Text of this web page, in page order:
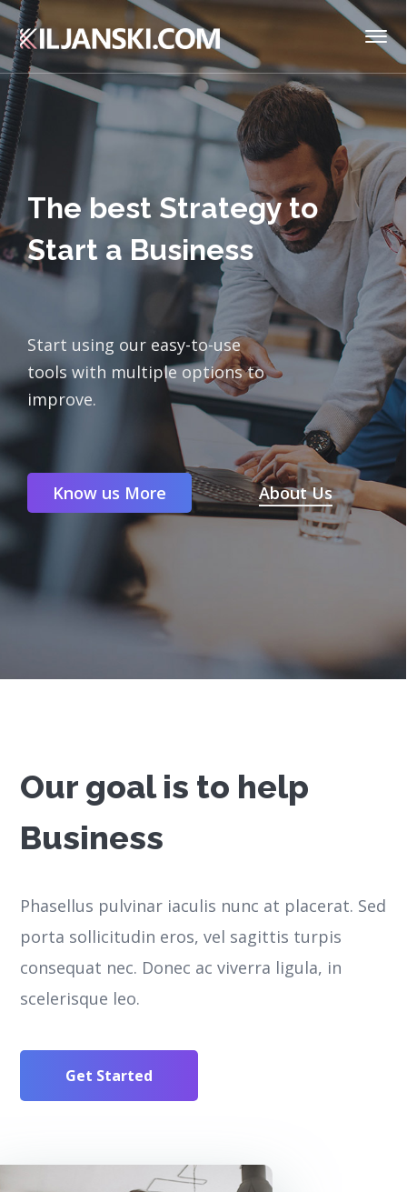
The best Strategy to
Start a Business
Start using our easy-to-use
tools with multiple options to
improve.
Know us More About Us
Our goal is to help
Business
Phasellus pulvinar iaculis nunc at placerat. Sed
porta sollicitudin eros, vel sagittis turpis
consequat nec. Donec ac viverra ligula, in
scelerisque leo.
Get Started